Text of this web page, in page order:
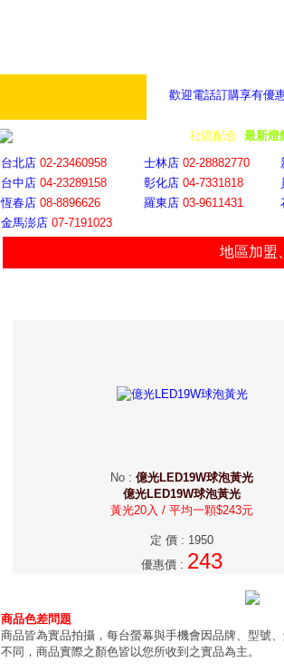
歡迎電話訂購享有優
社區配合 最新燈
台北店 02-23460958 士林店 02-28882770
台中店 04-23289158 彰化店 04-7331818
恆春店 08-8896626 羅東店 03-9611431
金馬澎店 07-7191023
地區加盟
No : 億光LED19W球泡黃光
億光LED19W球泡黃光
黃光20入 / 平均一顆$243元
定 價 : 1950
優惠價 : 243
商品色差問題
商品皆為實品拍攝，每台螢幕與手機會因品牌、型號
不同，商品實際之顏色皆以您所收到之實品為主。